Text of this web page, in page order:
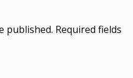
published. Required fields